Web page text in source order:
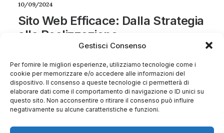
Gestisci Consenso
Per fornire le migliori esperienze, utilizziamo tecnologie come i
cookie per memorizzare e/o accedere alle informazioni del
dispositivo. Il consenso a queste tecnologie ci permetterà di
elaborare dati come il comportamento di navigazione o ID unici su
questo sito. Non acconsentire o ritirare il consenso può influire
negativamente su alcune caratteristiche e funzioni.
10/09/2024
Sito Web Efficace: Dalla Strategia
alla Realizzazione
essenziale, ma la vera sfida è creare un sito web che
sia efficace. Un…
0 Commenti 7 Minuti